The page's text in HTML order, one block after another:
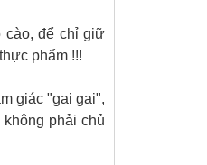
cào, để chỉ giữ
phẩm !!!
giác "gai gai",
phải chủ